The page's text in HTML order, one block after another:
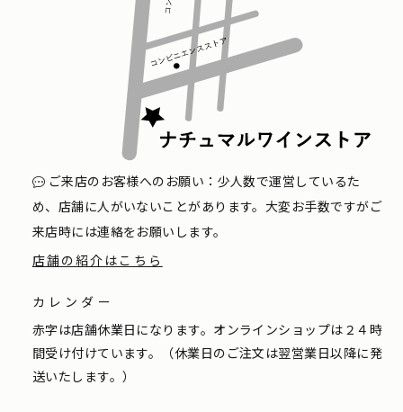
ご来店のお客様へのお願い：少人数で運営しているた
め、店舗に人がいないことがあります。大変お手数ですがご
来店時には連絡をお願いします。
店舗の紹介はこちら
カレンダー
赤字は店舗休業日になります。オンラインショップは２４時
間受け付けています。（休業日のご注文は翌営業日以降に発
送いたします。）